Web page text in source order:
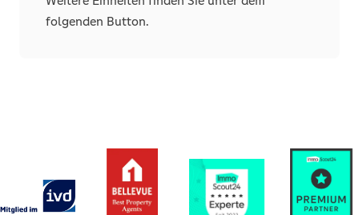
folgenden Button.